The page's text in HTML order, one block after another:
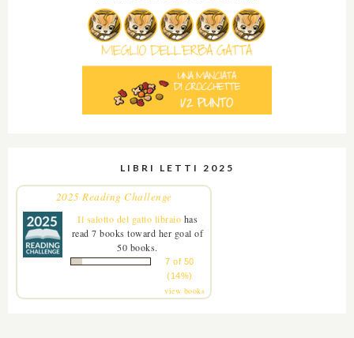
LIBRI LETTI 2025
2025 Reading Challenge
Il salotto del gatto libraio has
read 7 books toward her goal of
50 books.
7 of 50
(14%)
view books